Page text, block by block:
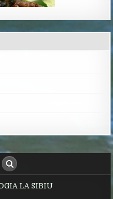
LA SIBIU